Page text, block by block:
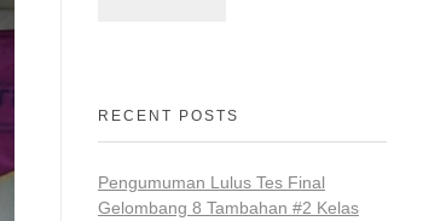
RECENT POSTS
Pengumuman Lulus Tes Final
Gelombang 8 Tambahan #2 Kelas